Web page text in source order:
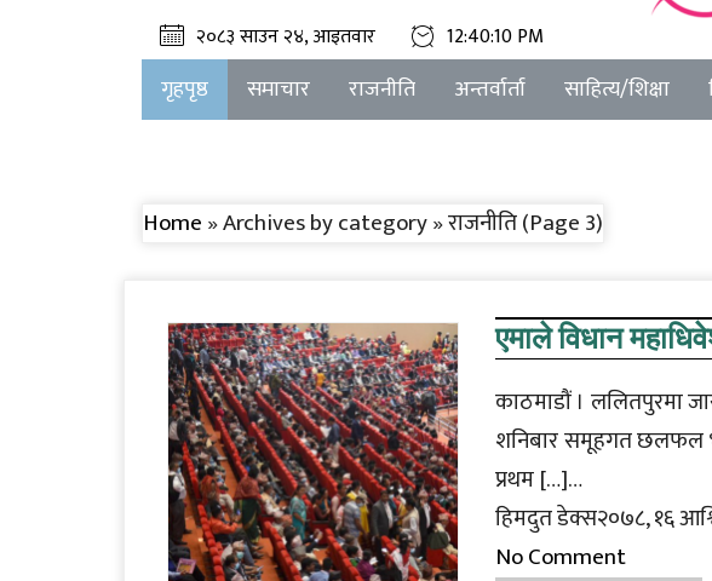
२०८३ साउन २४, आइतवार 12:40:10 PM
गृहपृष्ठ समाचार राजनीति अन्तर्वार्ता साहित्य/शिक्षा
Home» Archives by category » राजनीति (Page 3)
एमाले विधान
काठमाडौं । ललितपुरमा
शनिबार समूहगत छलफल
प्रथम […]…
हिमदुत डेक्स२०७८, १६
No Comment